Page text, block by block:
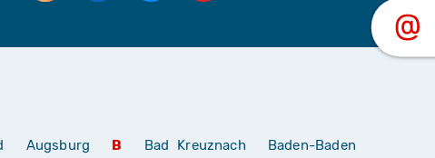
Augsburg B Bad Kreuznach
Baden-Baden